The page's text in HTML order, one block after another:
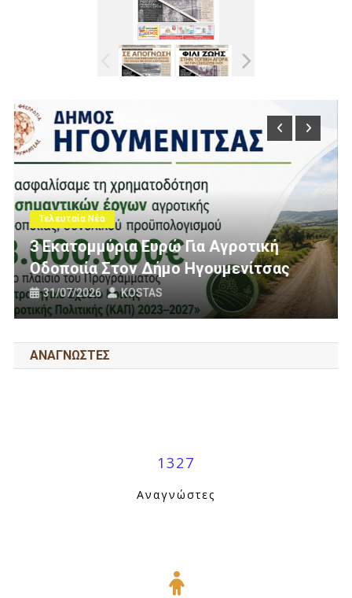
Τελευταία Νέα
Πολίτες Θεσπρωτίας Ενάντια Στις
Ανεμογεννήτριες: Ποιον
Πανό Μας;
25/07/2026 KOSTAS
ΑΝΑΓΝΩΣΤΕΣ
1327
Αναγνώστες